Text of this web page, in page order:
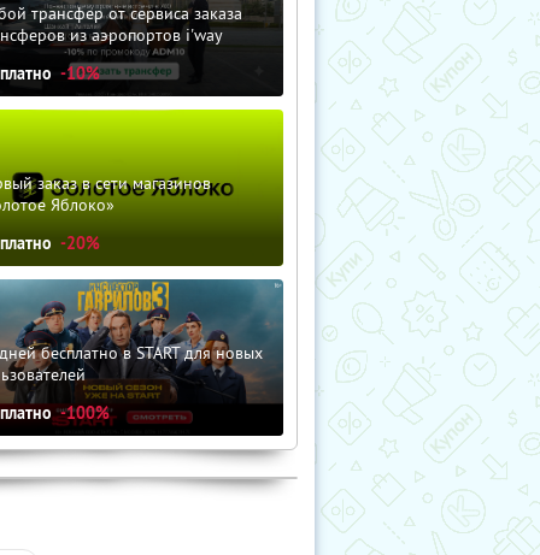
трансфер от сервиса заказа
из аэропортов i'way
-10%
заказ в сети магазинов
Яблоко»
-20%
бесплатно в START для новых
-100%